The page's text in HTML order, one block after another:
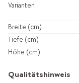
Varianten
Breite (cm)
Tiefe (cm)
Höhe (cm)
Qualitätshinweis